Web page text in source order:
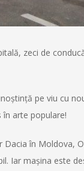
zeci de
pe viu cu
arte populare!
în Moldova,
Iar maşina este